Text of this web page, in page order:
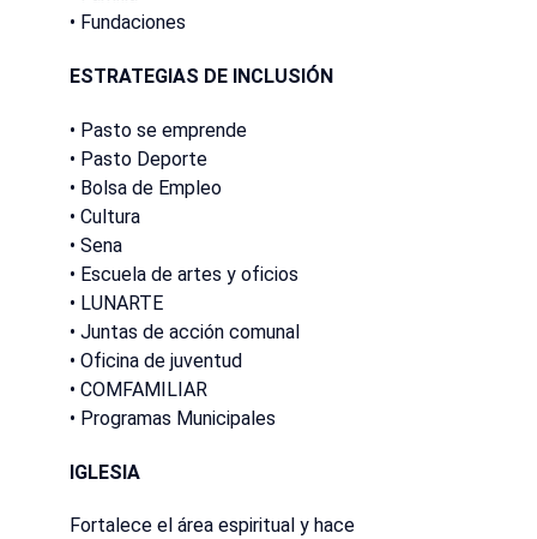
• Fundaciones
ESTRATEGIAS DE INCLUSIÓN
• Pasto se emprende
• Pasto Deporte
• Bolsa de Empleo
• Cultura
• Sena
• Escuela de artes y oficios
• LUNARTE
• Juntas de acción comunal
• Oficina de juventud
• COMFAMILIAR
• Programas Municipales
IGLESIA
Fortalece el área espiritual y hace